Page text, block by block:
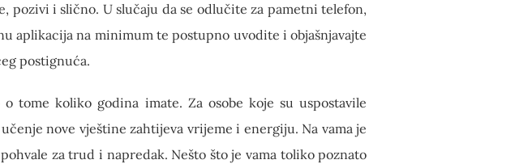
pozivi i slično. U slučaju da se odlučite za pametni telefon,
aplikacija na minimum te postupno uvodite i objašnjavajte
postignuća.
tome koliko godina imate. Za osobe koje su uspostavile
nove vještine zahtijeva vrijeme i energiju. Na vama je
za trud i napredak. Nešto što je vama toliko poznato